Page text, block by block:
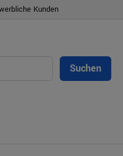
Kunden
Suchen